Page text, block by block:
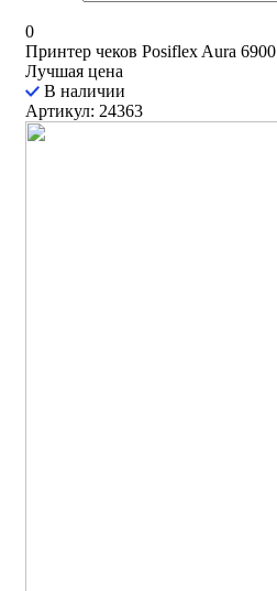
0
Принтер чеков Posiflex Aura 6900
Лучшая цена
В наличии
Артикул: 24363